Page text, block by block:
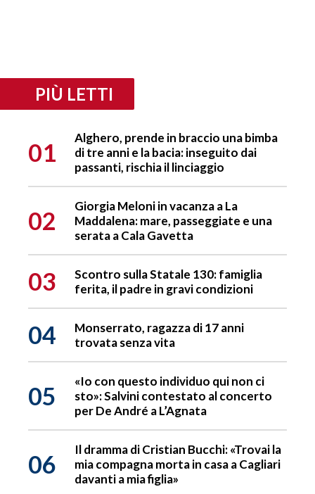
PIÙ LETTI
01
Alghero, prende in braccio una bimba
di tre anni e la bacia: inseguito dai
passanti, rischia il linciaggio
02
Giorgia Meloni in vacanza a La
Maddalena: mare, passeggiate e una
serata a Cala Gavetta
03
Scontro sulla Statale 130: famiglia
ferita, il padre in gravi condizioni
04
Monserrato, ragazza di 17 anni
trovata senza vita
05
«Io con questo individuo qui non ci
sto»: Salvini contestato al concerto
per De André a L’Agnata
06
Il dramma di Cristian Bucchi: «Trovai la
mia compagna morta in casa a Cagliari
davanti a mia figlia»